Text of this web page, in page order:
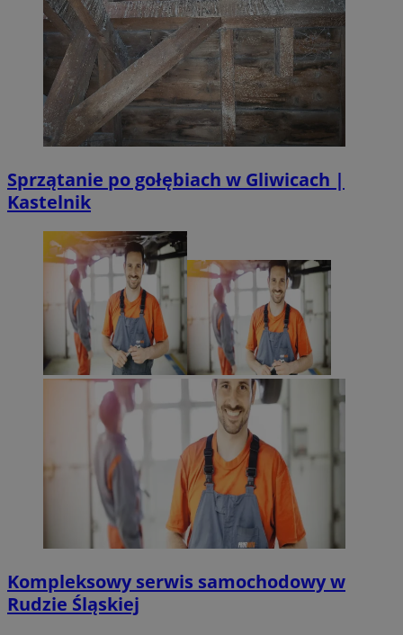
Sprzątanie po gołębiach w Gliwicach |
Kastelnik
Kompleksowy serwis samochodowy w
Rudzie Śląskiej